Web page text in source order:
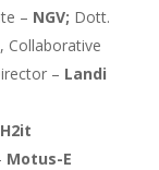
– NGV; Dott.
Collaborative
– Landi
H2it
Motus-E